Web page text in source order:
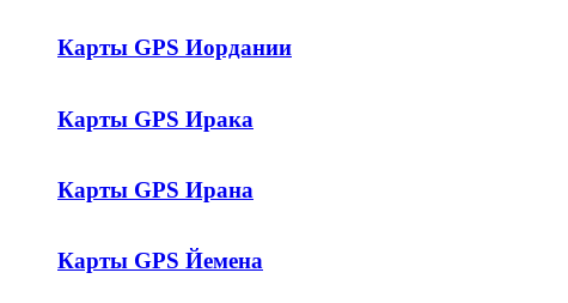
Карты GPS Иордании
Карты GPS Ирака
Карты GPS Ирана
Карты GPS Йемена